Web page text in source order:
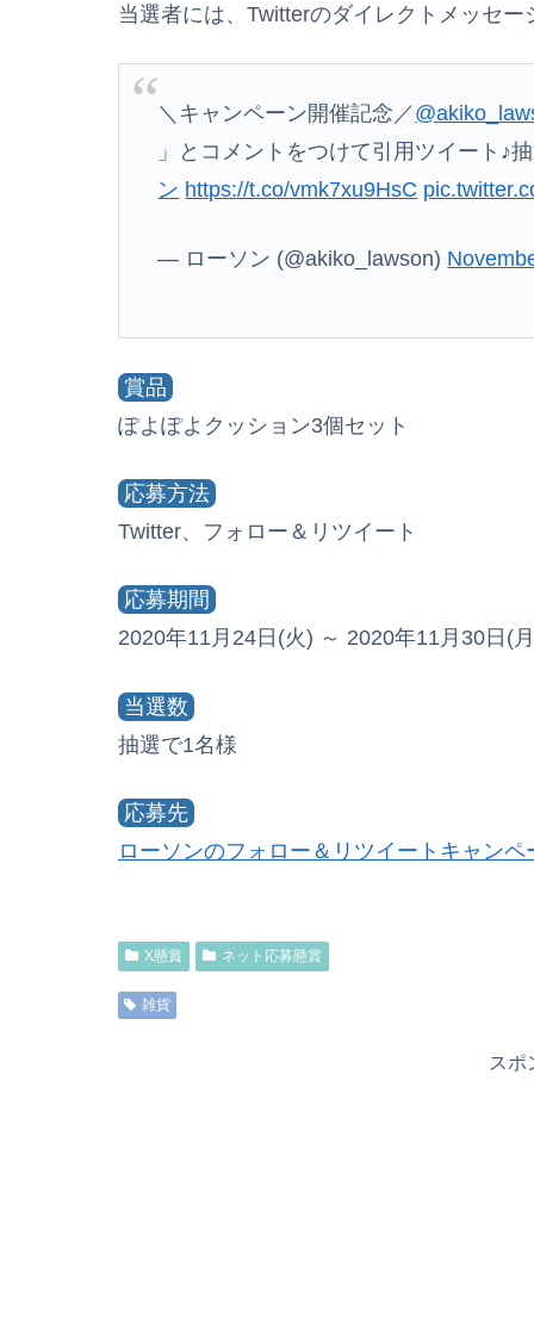
当選者には、Twitterのダイレクトメッセ
＼キャンペーン開催記念／
」とコメントをつけて引用ツイート♪
ン https://t.co/vmk7xu9HsC
— ローソン (@akiko_lawson)
賞品
ぽよぽよクッション3個セット
応募方法
Twitter、フォロー＆リツイート
応募期間
2020年11月24日(火) ～ 2020年11月30日(
当選数
抽選で1名様
応募先
ローソンのフォロー＆リツイートキャンペ
X懸賞 ネット応募懸賞
雑貨
スポ